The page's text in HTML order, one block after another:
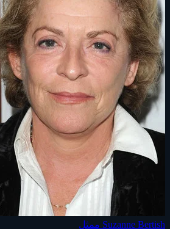
Suzanne Bertish ممثل